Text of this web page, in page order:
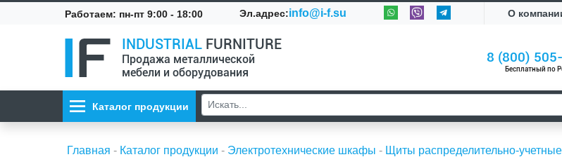
Работаем: пн-пт 9:00 - 18:00 Эл.адрес:info@i-f.su О
INDUSTRIAL FURNITURE
Продажа металлической
мебели и оборудования
8 (800)
Бесплатный по
Каталог продукции
Главная - Каталог продукции - Электротехнические шкафы - Щиты распределительно-учетные